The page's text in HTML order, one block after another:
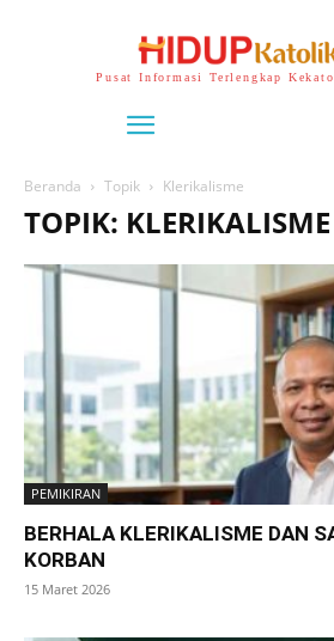
Pusat Informasi Terlengkap
Beranda Topik Klerikalisme
TOPIK: KLERIKALISME
PEMIKIRAN
BERHALA KLERIKALISME DAN
KORBAN
15 Maret 2026